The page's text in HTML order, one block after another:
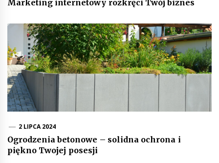
Marketing internetowy rozkręci Twój biznes
2 LIPCA 2024
Ogrodzenia betonowe – solidna ochrona i
piękno Twojej posesji